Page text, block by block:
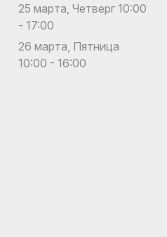
25 марта, Четверг 10:00
- 17:00
26 марта, Пятница
10:00 - 16:00